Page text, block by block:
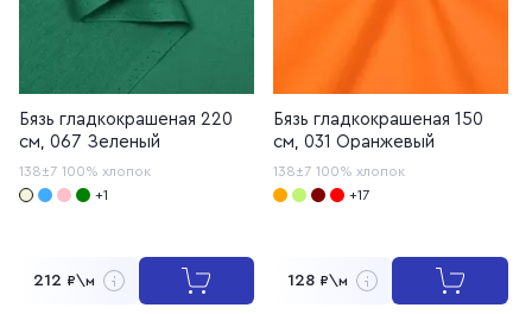
Бязь гладкокрашеная 220
см, 067 Зеленый
138±7 100% хлопок
+1
212 ₽\м
Бязь гладкокрашеная 150
см, 031 Оранжевый
138±7 100% хлопок
+17
128 ₽\м